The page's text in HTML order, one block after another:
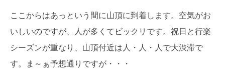
ここからはあっという間に山頂に到着します。空気がお
いしいのですが、人が多くてビックリです。祝日と行楽
シーズンが重なり、山頂付近は人・人・人で大渋滞で
す。ま～ぁ予想通りですが・・・